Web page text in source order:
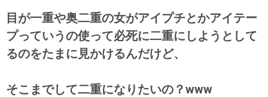
目が一重や奥二重の女がアイプチとかアイテー
プっていうの使って必死に二重にしようとして
るのをたまに見かけるんだけど、
そこまでして二重になりたいの？www